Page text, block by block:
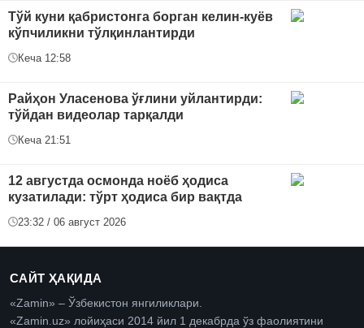
Тўй куни қабристонга борган келин-куёв
кўпчиликни тўлқинлантирди
Кеча 12:58
Райҳон Уласенова ўғлини уйлантирди:
тўйдан видеолар тарқалди
Кеча 21:51
12 августда осмонда ноёб ҳодиса
кузатилади: тўрт ҳодиса бир вақтда
23:32 / 06 август 2026
САЙТ ҲАҚИДА
«Zamin» – Ўзбекистон янгиликлари.
«Zamin.uz» лойиҳаси 2014 йил 1 декабрда ўз фаолиятини